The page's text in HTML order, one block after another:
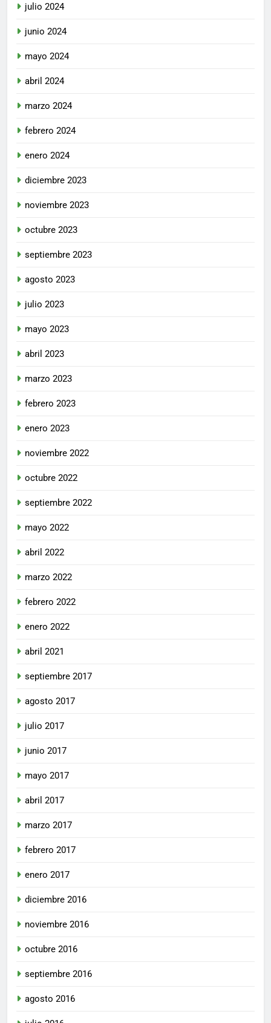
julio 2024
junio 2024
mayo 2024
abril 2024
marzo 2024
febrero 2024
enero 2024
diciembre 2023
noviembre 2023
octubre 2023
septiembre 2023
agosto 2023
julio 2023
mayo 2023
abril 2023
marzo 2023
febrero 2023
enero 2023
noviembre 2022
octubre 2022
septiembre 2022
mayo 2022
abril 2022
marzo 2022
febrero 2022
enero 2022
abril 2021
septiembre 2017
agosto 2017
julio 2017
junio 2017
mayo 2017
abril 2017
marzo 2017
febrero 2017
enero 2017
diciembre 2016
noviembre 2016
octubre 2016
septiembre 2016
agosto 2016